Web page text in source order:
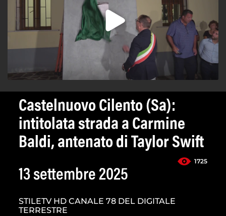
Castelnuovo Cilento (Sa):
intitolata strada a Carmine
Baldi, antenato di Taylor Swift
1725
13 settembre 2025
STILETV HD CANALE 78 DEL DIGITALE
TERRESTRE